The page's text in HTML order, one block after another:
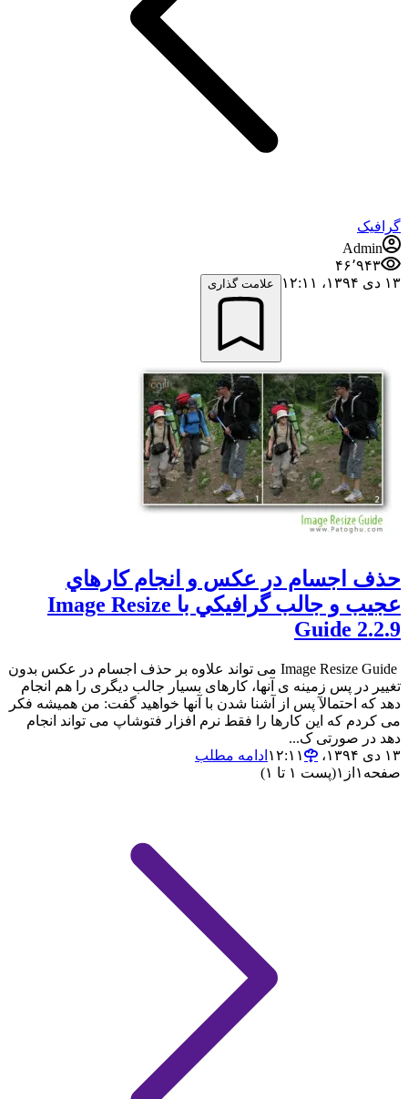
گرافیک
Admin
۴۶٬۹۴۳
۱۳ دی ۱۳۹۴،‏ ۱۲:۱۱
علامت گذاری
حذف اجسام در عکس و انجام کارهاي
عجيب و جالب گرافيکي با Image Resize
Guide 2.2.9
Image Resize Guide می تواند علاوه بر حذف اجسام در عکس بدون
تغییر در پس زمینه ی آنها، کارهای بسیار جالب دیگری را هم انجام
دهد که احتمالآ پس از آشنا شدن با آنها خواهید گفت: من همیشه فکر
می کردم که این کارها را فقط نرم افزار فتوشاپ می تواند انجام
دهد در صورتی ک...
۱۳ دی ۱۳۹۴،‏ ۱۲:۱۱
ادامه مطلب
صفحه ۱ از ۱(پست ۱ تا ۱)